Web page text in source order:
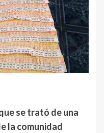
se trató de una
la comunidad